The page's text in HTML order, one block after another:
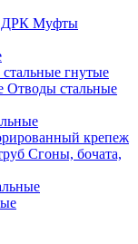
Муфты
гнутые
Отводы стальные
крепеж
Сгоны, бочата,